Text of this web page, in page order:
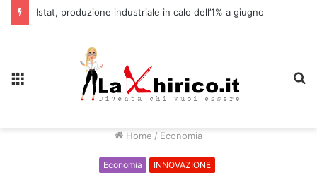
Istat, produzione industriale in calo dell’1% a giugno
Home / Economia
Economia INNOVAZIONE